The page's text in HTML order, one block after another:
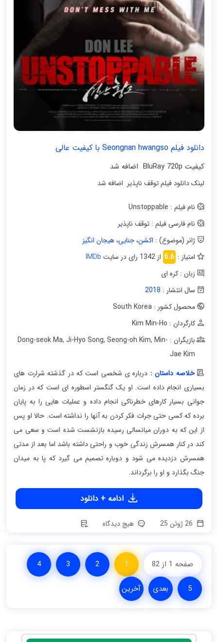
دانلود فیلم Seongnan hwangso با کیفیت عالی
کیفیت BluRay 720p اضافه شد
لینک دانلود فیلم توقف ناپذیر اضافه شد
نام فیلم : Unstoppable
نام فارسی فیلم : توقف ناپذیر
ژانر (موضوع) : اکشن،جنایی،هیجان انگیز
امتیاز : 6.6 از 1342 رای در سایت
IMDb
زبان : کره ای
سال انتشار : 2018
محصول کشور : South Korea
کارگردان : Kim Min-Ho
بازیگران : Dong-seok Ma
, Ji-Hyo Song, Seong-oh Kim, Min-
Jae Kim
خلاصه داستان : درباره ی شخصی است که در گذشته شرارت های
بسیاری انجام داده است. او یک گنگستر اسطوره ای است که در زمان
جوانی بسیار کارهای خطرناکی انجام داده و عملیات هایی را به پایان
برده که کسی حتی جرات فکر کردن به آنها را نداشته است. حالا او پس
از این که به دوران میانسالی رسیده بازنشست شده است و سعی می
کند در کنار همسرش زندگی خوب و راحتی داشته باشد اما بعد از مدتی
همسرش دزدیده می شود و دوباره تصمیم می گیرد که پا به میدان
جنگ بگذارد و او را برگرداند.
ادامه + دانلود
هیچ دیدگاه
صفحه 1 از 82 1
2
3
4
5 بعدی آخرین